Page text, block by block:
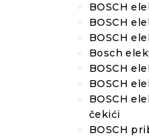
BOSCH
BOSCH
BOSCH
Bosch
BOSCH
BOSCH
BOSCH
čekići
BOSCH